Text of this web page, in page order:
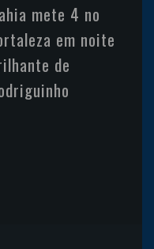
mete 4 no
em noite
de